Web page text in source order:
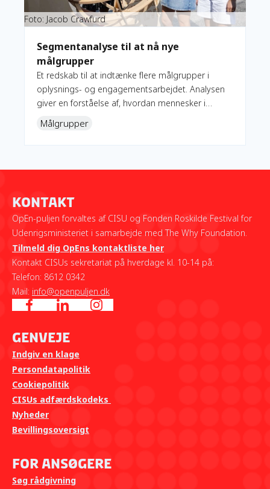
Foto: Jacob Crawfurd
Segmentanalyse til at nå nye
målgrupper
Et redskab til at indtænke flere målgrupper i
oplysnings- og engagementsarbejdet. Analysen
giver en forståelse af, hvordan mennesker i
Danmark tænker, føler og handler i relation til
udviklingssamarbejdet med et særligt fokus på
barrierer og potentialer.
Målgrupper
Kontakt
OpEn-puljen forvaltes af CISU og Fonden Roskilde Festival for
Udenrigsministeriet i samarbejde med The Why Foundation.
Tilmeld dig OpEns kontaktliste her
Kontakt CISUs sekretariat på hverdage kl. 10-14 på:
Telefon: 8612 0342
Mail: info@openpuljen.dk
Genveje
Indgiv en klage
Persondatapolitik
Cookiepolitik
CISUs adfærdskodeks
Nyheder
Bevillingsoversigt
For ansøgere
Søg rådgivning